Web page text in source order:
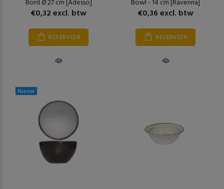
Bord Ø 27 cm [Adesso]
€0,32 excl. btw
RESERVEER
Bowl - 14 cm [Ravenna]
€0,36 excl. btw
RESERVEER
Nieuw